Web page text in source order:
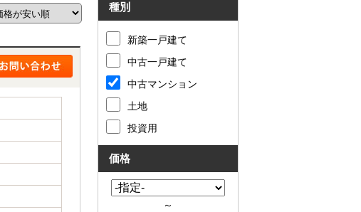
種別
新築一戸建て
中古一戸建て
中古マンション
土地
投資用
価格
～